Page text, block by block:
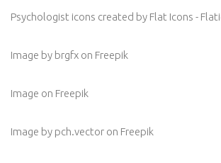
Psychologist icons created by Flat Icons -
Image by brgfx on Freepik
Image on Freepik
Image by pch.vector on Freepik